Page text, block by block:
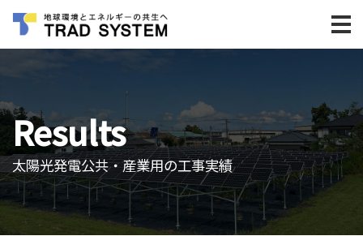
Results
太陽光発電公共・産業用の工事実績